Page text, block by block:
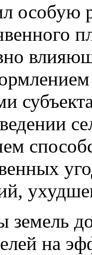
особую
земель
на